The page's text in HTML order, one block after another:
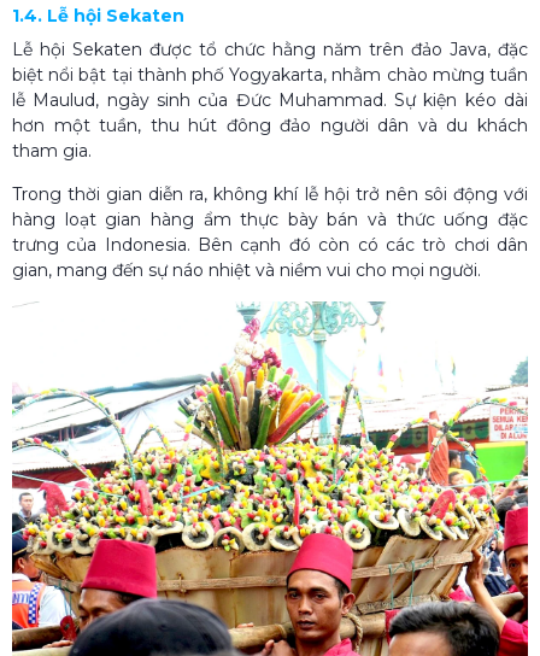
1.4. Lễ hội Sekaten
Lễ hội Sekaten được tổ chức hằng năm trên đảo Java, đặc
biệt nổi bật tại thành phố Yogyakarta, nhằm chào mừng tuần
lễ Maulud, ngày sinh của Đức Muhammad. Sự kiện kéo dài
hơn một tuần, thu hút đông đảo người dân và du khách
tham gia.
Trong thời gian diễn ra, không khí lễ hội trở nên sôi động với
hàng loạt gian hàng ẩm thực bày bán và thức uống đặc
trưng của Indonesia. Bên cạnh đó còn có các trò chơi dân
gian, mang đến sự náo nhiệt và niềm vui cho mọi người.